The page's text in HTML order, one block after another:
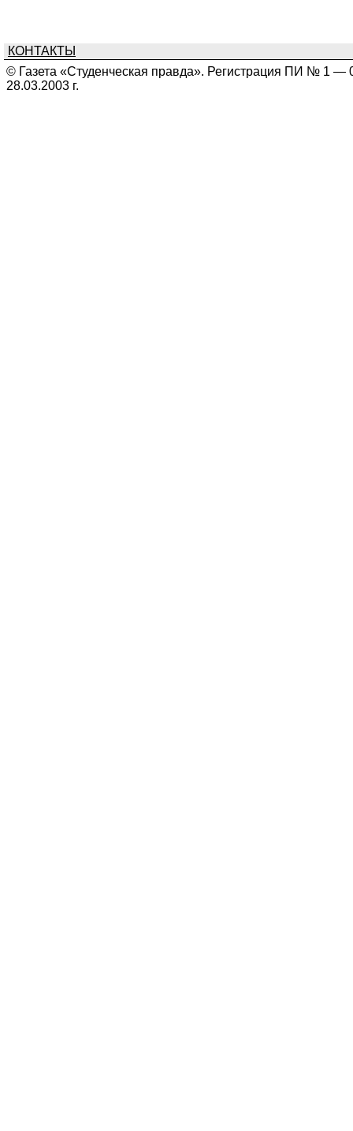
КОНТАКТЫ
© Газета «Студенческая правда». Регистрация ПИ № 1 —
28.03.2003 г.